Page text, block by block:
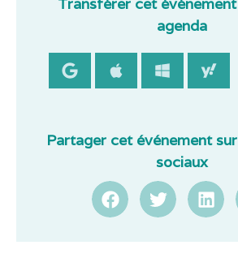
agenda
Partager cet événement
sociaux